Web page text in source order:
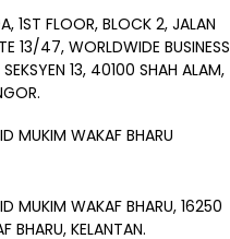
1ST FLOOR, BLOCK 2, JALAN
13/47, WORLDWIDE BUSINESS
SEKSYEN 13, 40100 SHAH ALAM,
MUKIM WAKAF BHARU
MUKIM WAKAF BHARU, 16250
BHARU, KELANTAN.